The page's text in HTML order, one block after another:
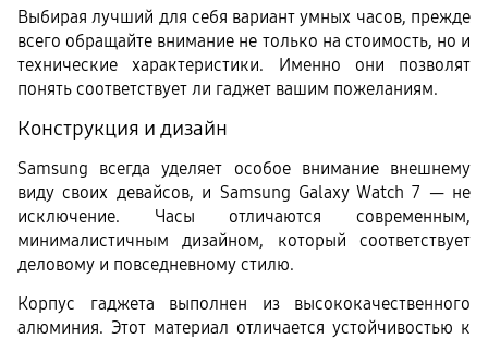
Выбирая лучший для себя вариант умных часов, прежде
всего обращайте внимание не только на стоимость, но и
технические характеристики. Именно они позволят
понять соответствует ли гаджет вашим пожеланиям.
Конструкция и дизайн
Samsung всегда уделяет особое внимание внешнему
виду своих девайсов, и Samsung Galaxy Watch 7 — не
исключение. Часы отличаются современным,
минималистичным дизайном, который соответствует
деловому и повседневному стилю.
Корпус гаджета выполнен из высококачественного
алюминия. Этот материал отличается устойчивостью к